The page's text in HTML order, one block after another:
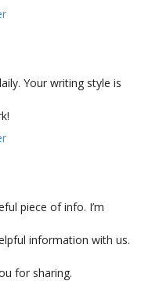
Your writing style is
piece of info. I’m
information with us.
for sharing.